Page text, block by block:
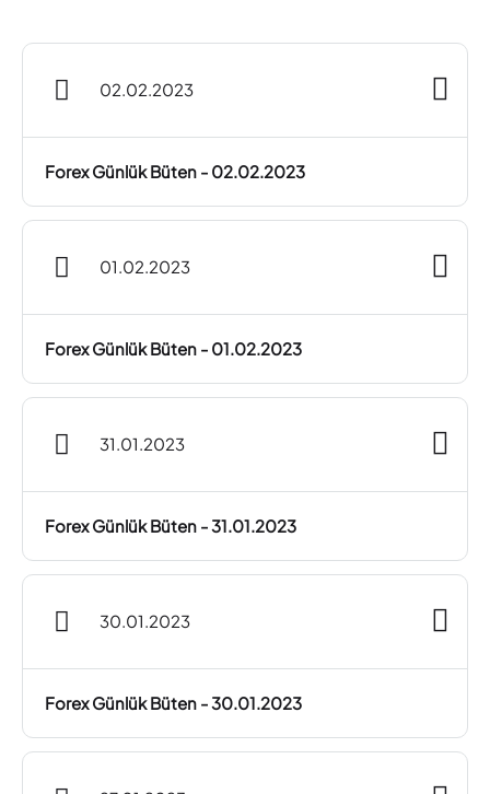
02.02.2023
Forex Günlük Büten - 02.02.2023
01.02.2023
Forex Günlük Büten - 01.02.2023
31.01.2023
Forex Günlük Büten - 31.01.2023
30.01.2023
Forex Günlük Büten - 30.01.2023